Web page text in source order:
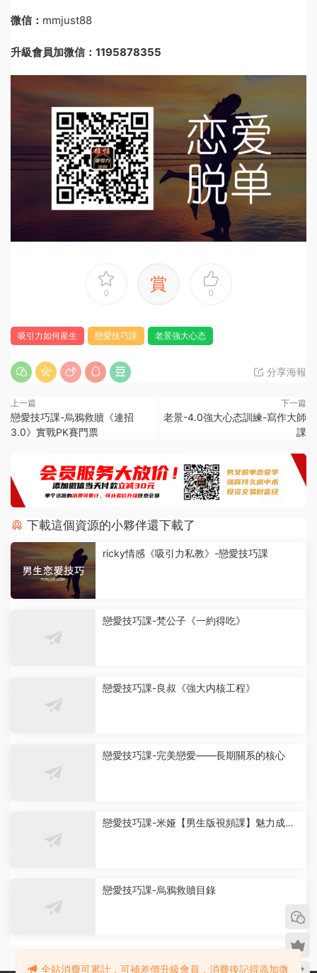
微信： mmjust88
升級會員加微信：1195878355
0 賞 0
吸引力如何産生 戀愛技巧課 老景強大心态
分享海報
上一篇
戀愛技巧課-烏鴉救贖《連招
3.0》實戰PK賽門票
下一篇
老景-4.0強大心态訓練-寫作大師
課
下載這個資源的小夥伴還下載了
ricky情感《吸引力私教》-戀愛技巧課
戀愛技巧課-梵公子《一約得吃》
戀愛技巧課-良叔《強大内核工程》
戀愛技巧課-完美戀愛——長期關系的核心
戀愛技巧課-米娅【男生版視頻課】魅力成長
戀愛技巧課-烏鴉救贖目錄
全站消費可累計，可補差價升級會員，消費後記得添加微